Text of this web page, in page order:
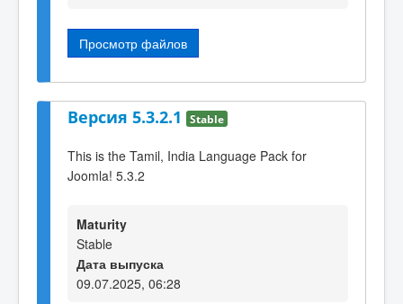
Просмотр файлов
Версия 5.3.2.1 Stable
This is the Tamil, India Language Pack for
Joomla! 5.3.2
Maturity
Stable
Дата выпуска
09.07.2025, 06:28